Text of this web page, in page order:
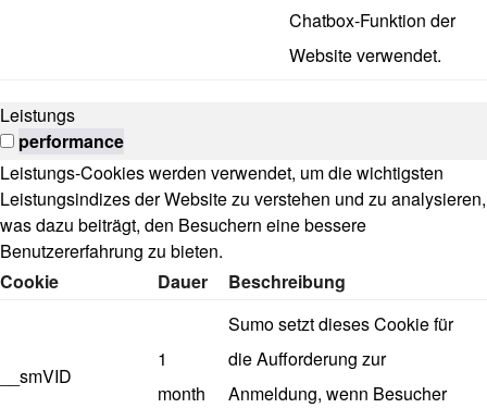
Chatbox-Funktion der
Website verwendet.
Leistungs
performance
Leistungs-Cookies werden verwendet, um die wichtigsten
Leistungsindizes der Website zu verstehen und zu analysieren,
was dazu beiträgt, den Besuchern eine bessere
Benutzererfahrung zu bieten.
Cookie
Dauer Beschreibung
__smVID
1
month
Sumo setzt dieses Cookie für
die Aufforderung zur
Anmeldung, wenn Besucher